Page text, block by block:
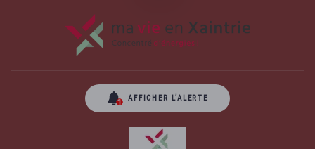
AFFICHER L’ALERTE